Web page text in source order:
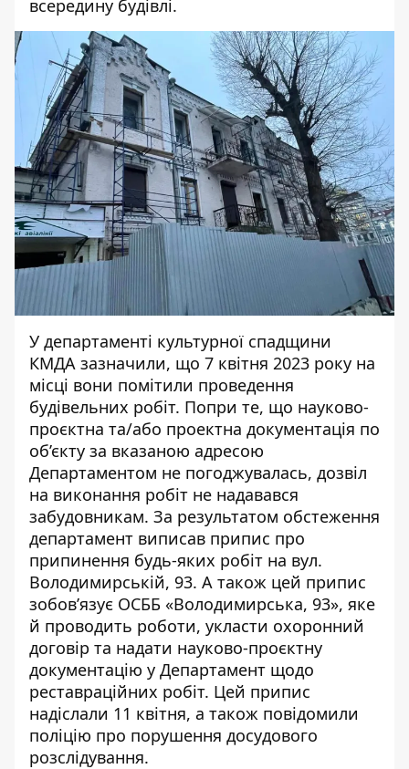
всередину будівлі.
У департаменті культурної спадщини
КМДА зазначили, що 7 квітня 2023 року на
місці вони помітили проведення
будівельних робіт. Попри те, що науково-
проєктна та/або проектна документація по
об’єкту за вказаною адресою
Департаментом не погоджувалась, дозвіл
на виконання робіт не надавався
забудовникам. За результатом обстеження
департамент виписав припис про
припинення будь-яких робіт на вул.
Володимирській, 93. А також цей припис
зобов’язує ОСББ «Володимирська, 93», яке
й проводить роботи, укласти охоронний
договір та надати науково-проєктну
документацію у Департамент щодо
реставраційних робіт. Цей припис
надіслали 11 квітня, а також повідомили
поліцію про порушення досудового
розслідування.